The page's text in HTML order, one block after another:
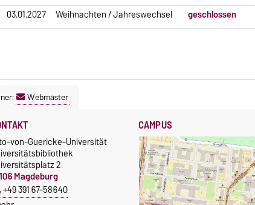
03.01.2027 Weihnachten / Jahreswechsel geschlossen
Webmaster
von-Guericke-Universität
2
Magdeburg
+49 391 67-58640
CAMPUS